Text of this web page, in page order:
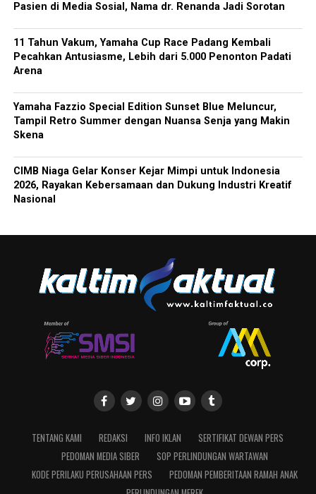
Pasien di Media Sosial, Nama dr. Renanda Jadi Sorotan
11 Tahun Vakum, Yamaha Cup Race Padang Kembali
Pecahkan Antusiasme, Lebih dari 5.000 Penonton Padati
Arena
Yamaha Fazzio Special Edition Sunset Blue Meluncur,
Tampil Retro Summer dengan Nuansa Senja yang Makin
Skena
CIMB Niaga Gelar Konser Kejar Mimpi untuk Indonesia
2026, Rayakan Kebersamaan dan Dukung Industri Kreatif
Nasional
TENTANG KAMI REDAKSI INFO IKLAN
SERTIFIKAT DEWAN PERS
PEDOMAN MEDIA SIBER
SOP PERLINDUNGAN WARTAWAN
KODE PERILAKU PERUSAHAAN PERS
PEDOMAN PEMBERITAAN RAMAH ANAK